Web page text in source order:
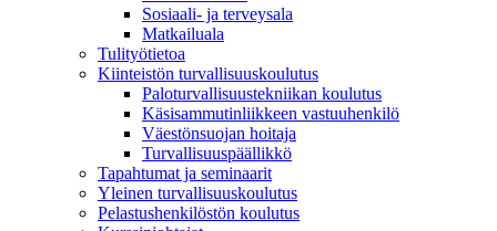
Sosiaali- ja terveysala
Matkailuala
Tulityötietoa
Kiinteistön turvallisuuskoulutus
Paloturvallisuustekniikan koulutus
Käsisammutinliikkeen vastuuhenkilö
Väestönsuojan hoitaja
Turvallisuuspäällikkö
Tapahtumat ja seminaarit
Yleinen turvallisuuskoulutus
Pelastushenkilöstön koulutus